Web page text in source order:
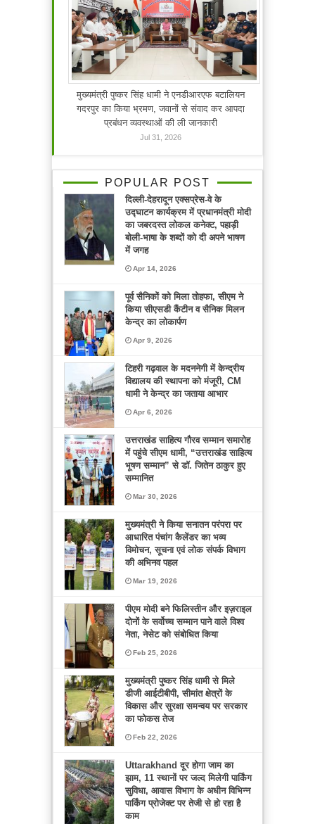
मुख्यमंत्री पुष्कर सिंह धामी ने एनडीआरएफ बटालियन
गदरपुर का किया भ्रमण, जवानों से संवाद कर आपदा
प्रबंधन व्यवस्थाओं की ली जानकारी
Jul 31, 2026
POPULAR POST
दिल्ली-देहरादून एक्सप्रेस-वे के
उद्घाटन कार्यक्रम में प्रधानमंत्री मोदी
का जबरदस्त लोकल कनेक्ट, पहाड़ी
बोली-भाषा के शब्दों को दी अपने भाषण
में जगह
Apr 14, 2026
पूर्व सैनिकों को मिला तोहफा, सीएम ने
किया सीएसडी कैंटीन व सैनिक मिलन
केन्द्र का लोकार्पण
Apr 9, 2026
टिहरी गढ़वाल के मदननेगी में केन्द्रीय
विद्यालय की स्थापना को मंजूरी, CM
धामी ने केन्द्र का जताया आभार
Apr 6, 2026
उत्तराखंड साहित्य गौरव सम्मान समारोह
में पहुंचे सीएम धामी, “उत्तराखंड साहित्य
भूषण सम्मान” से डॉ. जितेन ठाकुर हुए
सम्मानित
Mar 30, 2026
मुख्यमंत्री ने किया सनातन परंपरा पर
आधारित पंचांग कैलेंडर का भव्य
विमोचन, सूचना एवं लोक संपर्क विभाग
की अभिनव पहल
Mar 19, 2026
पीएम मोदी बने फिलिस्तीन और इज़राइल
दोनों के सर्वोच्च सम्मान पाने वाले विश्व
नेता, नेसेट को संबोधित किया
Feb 25, 2026
मुख्यमंत्री पुष्कर सिंह धामी से मिले
डीजी आईटीबीपी, सीमांत क्षेत्रों के
विकास और सुरक्षा समन्वय पर सरकार
का फोकस तेज
Feb 22, 2026
Uttarakhand दूर होगा जाम का
झाम, 11 स्थानों पर जल्द मिलेगी पार्किंग
सुविधा, आवास विभाग के अधीन विभिन्न
पार्किंग प्रोजेक्ट पर तेजी से हो रहा है
काम